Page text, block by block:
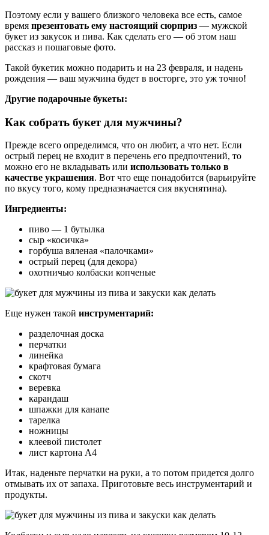
Поэтому если у вашего близкого человека все есть, самое
время презентовать ему настоящий сюрприз — мужской
букет из закусок и пива. Как сделать его — об этом наш
рассказ и пошаговые фото.
Такой букетик можно подарить и на 23 февраля, и надень
рождения — ваш мужчина будет в восторге, это уж точно!
Другие подарочные букеты:
Как собрать букет для мужчины?
Прежде всего определимся, что он любит, а что нет. Если
острый перец не входит в перечень его предпочтений, то
можно его не вкладывать или использовать только в
качестве украшения. Вот что еще понадобится (варьируйте
по вкусу того, кому предназначается сия вкуснятина).
Ингредиенты:
пиво — 1 бутылка
сыр «косичка»
горбуша вяленая «палочками»
острый перец (для декора)
охотничью колбаски копченые
Еще нужен такой инструментарий:
разделочная доска
перчатки
линейка
крафтовая бумага
скотч
веревка
карандаш
шпажки для канапе
тарелка
ножницы
клеевой пистолет
лист картона А4
Итак, наденьте перчатки на руки, а то потом придется долго
отмывать их от запаха. Приготовьте весь инструментарий и
продукты.